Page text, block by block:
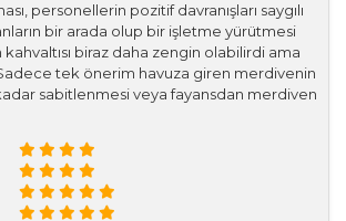
personellerin pozitif davranışları saygılı
bir arada olup bir işletme yürütmesi
biraz daha zengin olabilirdi ama
tek önerim havuza giren merdivenin
sabitlenmesi veya fayansdan merdiven